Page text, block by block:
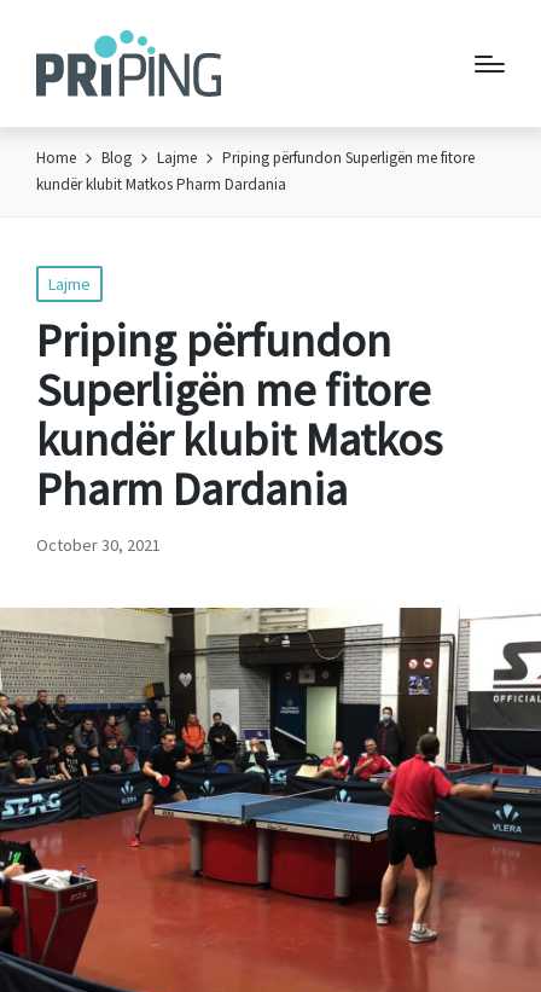
Home Blog Lajme
Priping përfundon Superligën me fitore
kundër klubit Matkos Pharm Dardania
Posted
in
Lajme
Priping përfundon
Superligën me fitore
kundër klubit Matkos
Pharm Dardania
October 30, 2021